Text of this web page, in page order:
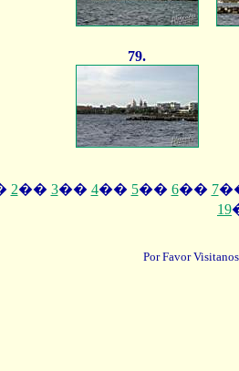
79.
2�� 3�� 4�� 5�� 6�� 7
19
Por Favor